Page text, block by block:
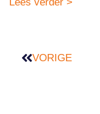
VORIGE